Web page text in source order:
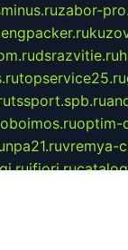
zabor-
dsrazvitie.ru
topservice25.ru
tssport.spb.ru
oboimos.ruoptim-
npa21.ruvremya-
ifiori.ru